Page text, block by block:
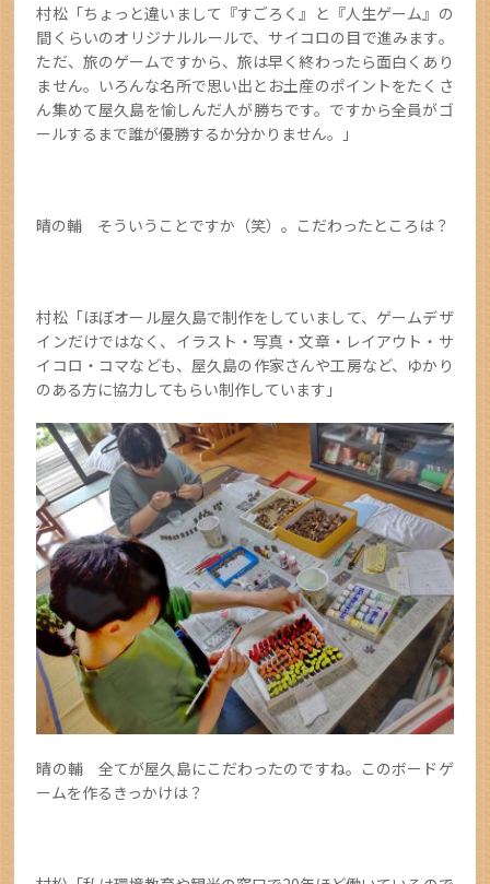
村松「ちょっと違いまして『すごろく』と『人生ゲーム』の
間くらいのオリジナルルールで、サイコロの目で進みます。
ただ、旅のゲームですから、旅は早く終わったら面白くあり
ません。いろんな名所で思い出とお土産のポイントをたくさ
ん集めて屋久島を愉しんだ人が勝ちです。ですから全員がゴ
ールするまで誰が優勝するか分かりません。」
晴の輔 そういうことですか（笑）。こだわったところは？
村松「ほぼオール屋久島で制作をしていまして、ゲームデザ
インだけではなく、イラスト・写真・文章・レイアウト・サ
イコロ・コマなども、屋久島の作家さんや工房など、ゆかり
のある方に協力してもらい制作しています」
晴の輔 全てが屋久島にこだわったのですね。このボードゲ
ームを作るきっかけは？